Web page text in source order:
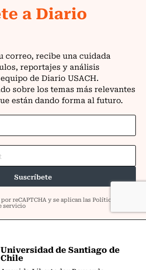
Universidad de Santiago de
Chile